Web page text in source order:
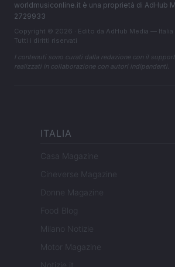
worldmusiconline.it è una proprietà di AdHub
2729933
Copyright © 2026 · Edito da AdHub Media — Italia
Tutti i diritti riservati
I contenuti sono curati dalla redazione con il
realizzati in collaborazione con autori indipendenti.
ITALIA
Casa Magazine
Cineverse Magazine
Donne Magazine
Food Blog
Milano Notizie
Motor Magazine
Notizie.it